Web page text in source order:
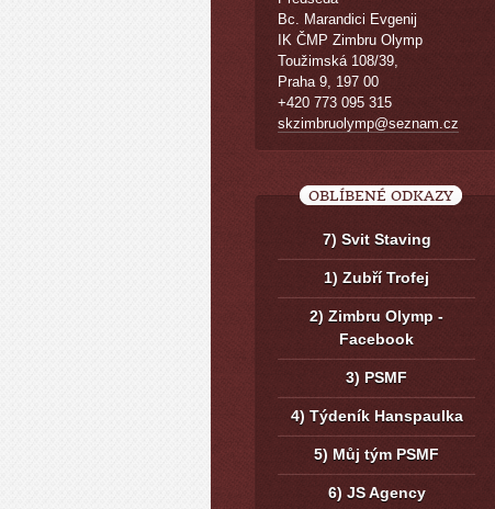
Bc. Marandici Evgenij
IK ČMP Zimbru Olymp
Toužimská 108/39,
Praha 9, 197 00
+420 773 095 315
skzimbruolymp@seznam.cz
OBLÍBENÉ ODKAZY
7) Svit Staving
1) Zubří Trofej
2) Zimbru Olymp -
Facebook
3) PSMF
4) Týdeník Hanspaulka
5) Můj tým PSMF
6) JS Agency